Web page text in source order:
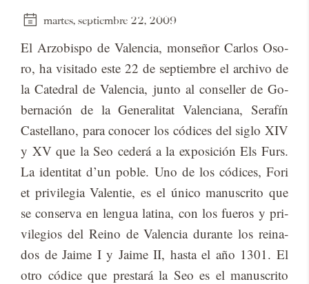
martes, septiembre 22, 2009
El Ar­zo­bis­po de Va­len­cia, mon­se­ñor Car­los Oso­
ro, ha vi­si­ta­do este 22 de sep­tiem­bre el ar­chi­vo de
la Ca­te­dral de Va­len­cia, jun­to al con­se­ller de Go­
ber­na­ción de la Ge­ne­ra­li­tat Va­len­cia­na, Se­ra­fín
Cas­te­llano, para co­no­cer los có­di­ces del si­glo XIV
y XV que la Seo ce­de­rá a la ex­po­si­ción Els Furs.
La iden­ti­tat d’un po­ble. Uno de los có­di­ces, Fori
et pri­vi­le­gia Va­len­tie, es el úni­co ma­nus­cri­to que
se con­ser­va en len­gua la­ti­na, con los fue­ros y pri­
vi­le­gios del Reino de Va­len­cia du­ran­te los reina­
dos de Jai­me I y Jai­me II, has­ta el año 1301. El
otro có­di­ce que pres­ta­rá la Seo es el ma­nus­cri­to